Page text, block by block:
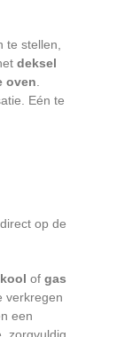
stellen,
deksel
oven
Eén te
op de
of gas
verkregen
een